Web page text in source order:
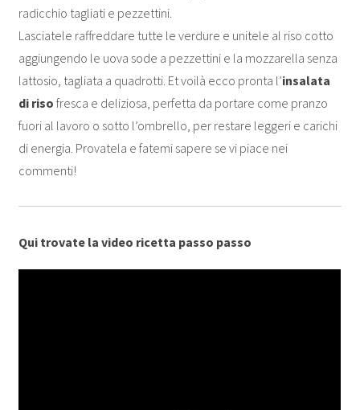
radicchio tagliati e pezzettini.
Lasciatele raffreddare tutte le verdure e unitele al riso cotto
aggiungendo le uova sode a pezzettini e la mozzarella senza
lattosio, tagliata a quadrotti. Et voilà ecco pronta l’insalata
di riso fresca e deliziosa, perfetta da portare come pranzo
fuori al lavoro o sotto l’ombrello, per restare leggeri e carichi
di energia. Provatela e fatemi sapere se vi piace nei
commenti!
Qui trovate la video ricetta passo passo